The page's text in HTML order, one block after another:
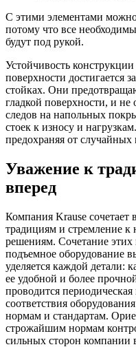
С этими элементами
потому что все
будут под рукой.
Устойчивость
поверхности достигается
стойках. Они
гладкой поверхности, и
следов на напольных
стоек к износу и
предохраняя от
Уважение к
вперед
Компания Krause сочетает
традициям и стремление
решениям. Сочетание
подъемное оборудование
уделяется каждой детали:
ее удобной и более
проводится
соответствия
нормам и стандартам.
строжайшим нормам
сильных сторон компании